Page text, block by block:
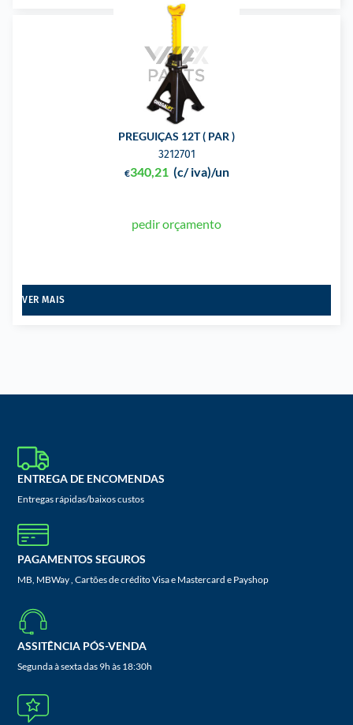
PREGUIÇAS 12T ( PAR )
3212701
€340,21 (c/ iva)/un
pedir orçamento
VER MAIS
ENTREGA DE ENCOMENDAS
Entregas rápidas/baixos custos
PAGAMENTOS SEGUROS
MB, MBWay , Cartões de crédito Visa e Mastercard e Payshop
ASSITÊNCIA PÓS-VENDA
Segunda à sexta das 9h às 18:30h